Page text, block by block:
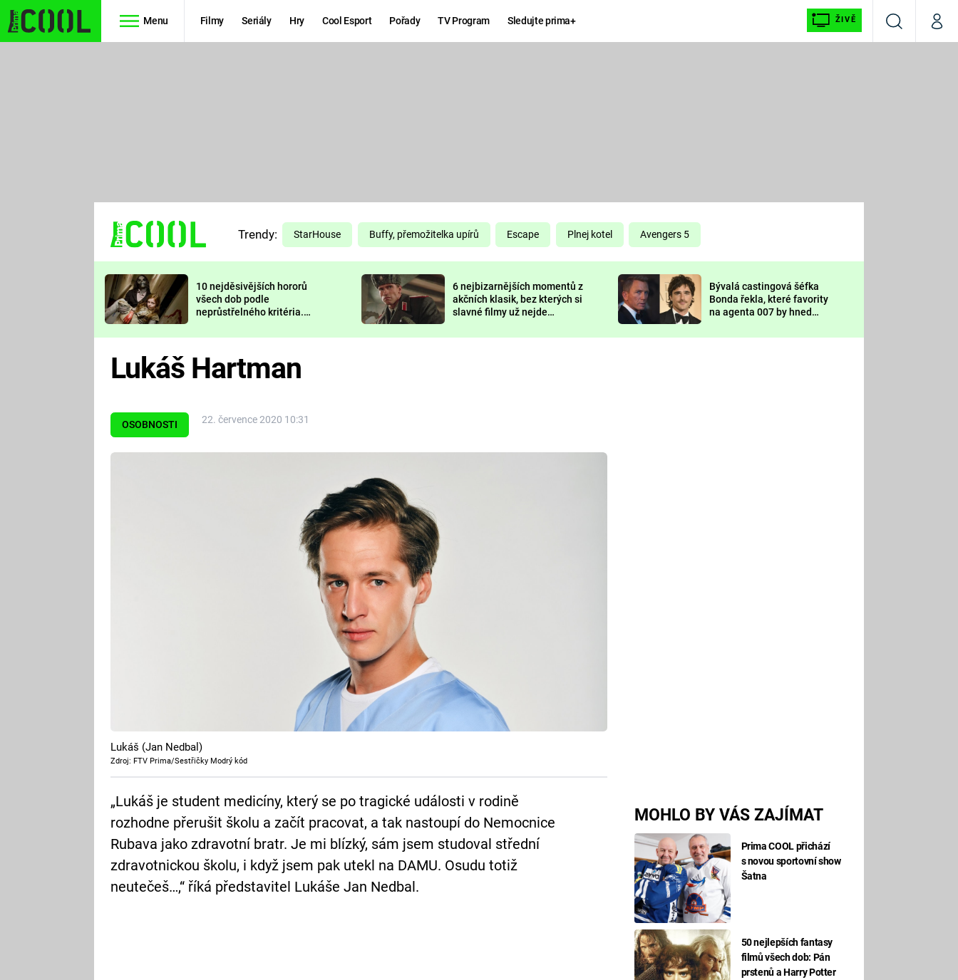
Menu Filmy Seriály Hry Cool Esport Pořady TV Program Sledujte prima+ ŽIVĚ
VyhledáváníMůj
TŘESKU
FUTURAMA
PREDÁTOR
DELIVERANCE
KOMEDIE
CHUCK
NORRIS
DEADPOOL
Prima LAJK
Sledujte nás
Trendy: StarHouse Buffy, přemožitelka upírů Escape Plnej kotel Avengers 5
10 nejděsivějších hororů
všech dob podle
neprůstřelného kritéria.
nejvíc zvednou tep?
6 nejbizarnějších momentů z
akčních klasik, bez kterých si
slavné filmy už nejde
Bývalá castingová šéfka
Bonda řekla, které favority
na agenta 007 by hned
OSOBNOSTI 22. července 2020 10:31
MOHLO BY VÁS ZAJÍMAT
Prima COOL přichází
s novou sportovní show
Šatna
50 nejlepších fantasy
filmů všech dob: Pán
prstenů a Harry Potter
Lukáš Hartman
Lukáš (Jan Nedbal)
Zdroj: FTV Prima/Sestřičky Modrý kód
„Lukáš je student medicíny, který se po tragické události v rodině
rozhodne přerušit školu a začít pracovat, a tak nastoupí do Nemocnice
Rubava jako zdravotní bratr. Je mi blízký, sám jsem studoval střední
zdravotnickou školu, i když jsem pak utekl na DAMU. Osudu totiž
neutečeš…,“ říká představitel Lukáše Jan Nedbal.